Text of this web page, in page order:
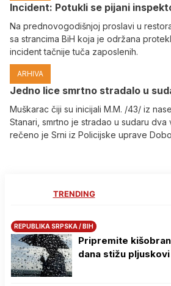
Incident: Potukli se pijani
Na prednovogodišnjoj proslavi u
sa strancima BiH koja je održana
incident tačnije tuča zaposlenih.
ARHIVA
Јedno lice smrtno stradalo u
Muškarac čiji su inicijali M.M. /43/ iz
Stanari, smrtno je stradao u sudaru dva
rečeno je Srni iz Policijske uprave
TRENDING
REPUBLIKA SRPSKA / BIH
Pripremite
dana stižu